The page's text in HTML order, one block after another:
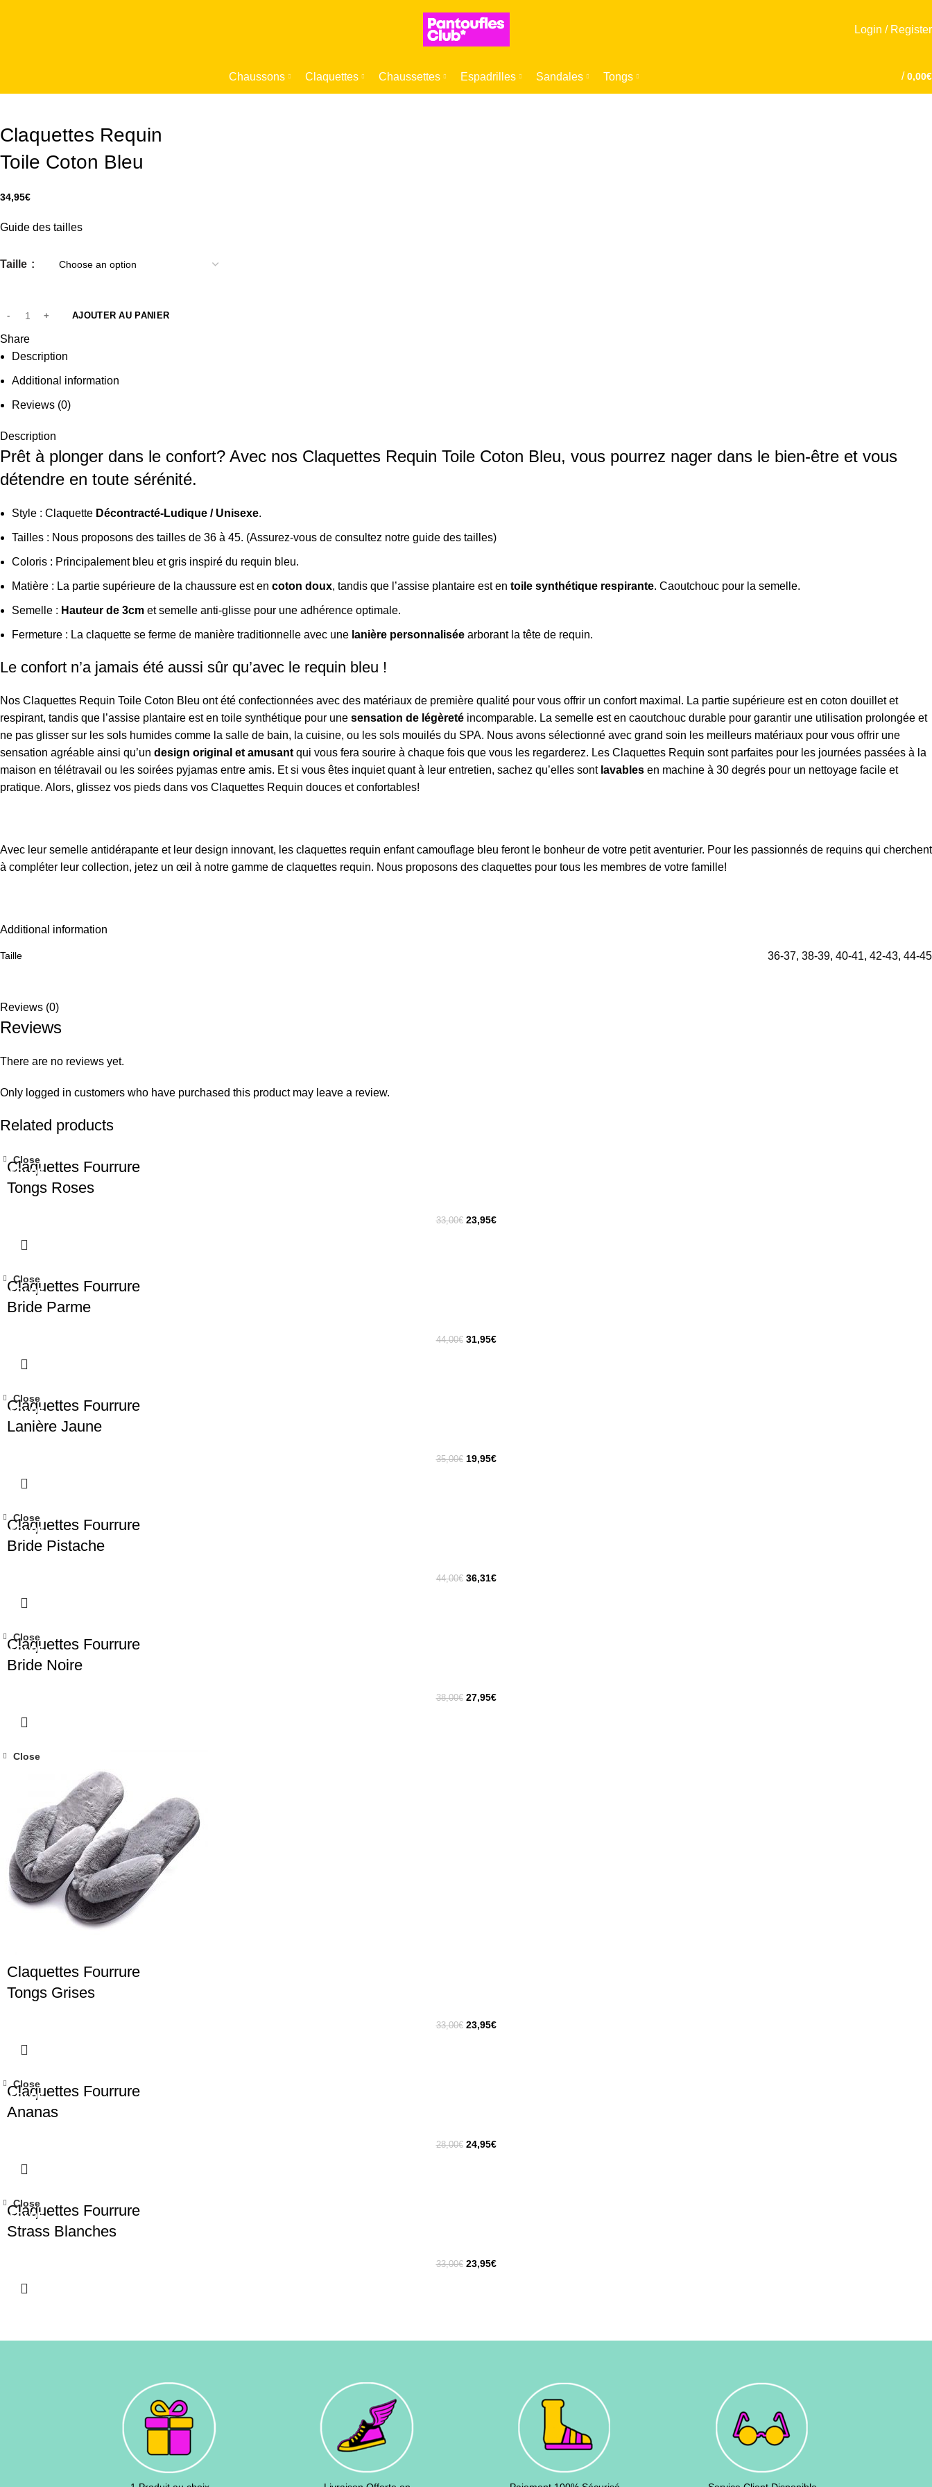
Login / Register
Chaussons Claquettes Chaussettes Espadrilles Sandales Tongs / 0,00€
Claquettes Requin
Toile Coton Bleu
34,95€
Guide des tailles
Taille
AJOUTER AU PANIER
Share
Description
Additional information
Reviews (0)
Description
Prêt à plonger dans le confort? Avec nos Claquettes Requin Toile Coton Bleu, vous pourrez nager dans le bien-être et vous
détendre en toute sérénité.
Style : Claquette Décontracté-Ludique / Unisexe.
Tailles : Nous proposons des tailles de 36 à 45. (Assurez-vous de consultez notre guide des tailles)
Coloris : Principalement bleu et gris inspiré du requin bleu.
Matière : La partie supérieure de la chaussure est en coton doux, tandis que l’assise plantaire est en toile synthétique respirante. Caoutchouc pour la semelle.
Semelle : Hauteur de 3cm et semelle anti-glisse pour une adhérence optimale.
Fermeture : La claquette se ferme de manière traditionnelle avec une lanière personnalisée arborant la tête de requin.
Le confort n’a jamais été aussi sûr qu’avec le requin bleu !
Nos Claquettes Requin Toile Coton Bleu ont été confectionnées avec des matériaux de première qualité pour vous offrir un confort maximal. La partie supérieure est en coton douillet et
respirant, tandis que l’assise plantaire est en toile synthétique pour une sensation de légèreté incomparable. La semelle est en caoutchouc durable pour garantir une utilisation prolongée et
ne pas glisser sur les sols humides comme la salle de bain, la cuisine, ou les sols mouilés du SPA. Nous avons sélectionné avec grand soin les meilleurs matériaux pour vous offrir une
sensation agréable ainsi qu’un design original et amusant qui vous fera sourire à chaque fois que vous les regarderez. Les Claquettes Requin sont parfaites pour les journées passées à la
maison en télétravail ou les soirées pyjamas entre amis. Et si vous êtes inquiet quant à leur entretien, sachez qu’elles sont lavables en machine à 30 degrés pour un nettoyage facile et
pratique. Alors, glissez vos pieds dans vos Claquettes Requin douces et confortables!
Avec leur semelle antidérapante et leur design innovant, les claquettes requin enfant camouflage bleu feront le bonheur de votre petit aventurier. Pour les passionnés de requins qui cherchent
à compléter leur collection, jetez un œil à notre gamme de claquettes requin. Nous proposons des claquettes pour tous les membres de votre famille!
Additional information
Taille 36-37, 38-39, 40-41, 42-43, 44-45
Reviews (0)
Reviews
There are no reviews yet.
Only logged in customers who have purchased this product may leave a review.
Related products
SOLDE
Close
Claquettes Fourrure
Tongs Roses
33,00€ 23,95€
SOLDE
Close
Claquettes Fourrure
Bride Parme
44,00€ 31,95€
SOLDE
Close
Claquettes Fourrure
Lanière Jaune
35,00€ 19,95€
SOLDE
Close
Claquettes Fourrure
Bride Pistache
44,00€ 36,31€
SOLDE
Close
Claquettes Fourrure
Bride Noire
38,00€ 27,95€
Close
Claquettes Fourrure
Tongs Grises
33,00€ 23,95€
SOLDE
Close
Claquettes Fourrure
Ananas
28,00€ 24,95€
SOLDE
Close
Claquettes Fourrure
Strass Blanches
33,00€ 23,95€